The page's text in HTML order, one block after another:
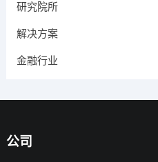
研究院所
解决方案
金融行业
公司